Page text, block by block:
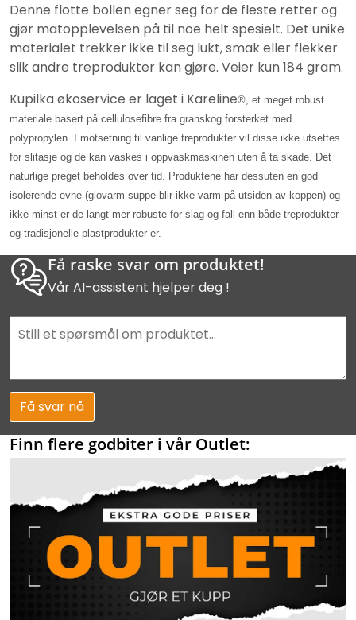
Denne flotte bollen egner seg for de fleste retter og
gjør matopplevelsen på til noe helt spesielt. Det unike
materialet trekker ikke til seg lukt, smak eller flekker
slik andre treprodukter kan gjøre. Veier kun 184 gram.
Kupilka økoservice er laget i Kareline®, et meget robust
materiale basert på cellulosefibre fra granskog forsterket med
polypropylen. I motsetning til vanlige treprodukter vil disse ikke utsettes
for slitasje og de kan vaskes i oppvaskmaskinen uten å ta skade. Det
naturlige preget beholdes over tid. Produktene har dessuten en god
isolerende evne (glovarm suppe blir ikke varm på utsiden av koppen) og
ikke minst er de langt mer robuste for slag og fall enn både treprodukter
og tradisjonelle plastprodukter er.
Få raske svar om produktet!
Vår AI-assistent hjelper deg !
Få svar nå
Finn flere godbiter i vår Outlet: